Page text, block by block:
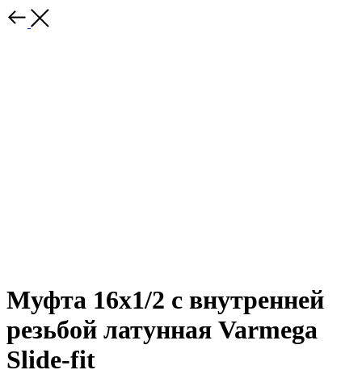
Муфта 16x1/2 с внутренней
резьбой латунная Varmega
Slide-fit